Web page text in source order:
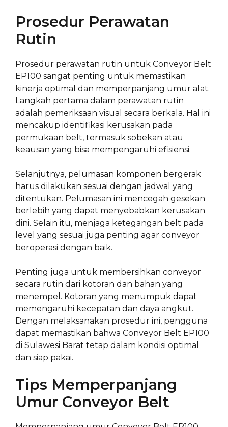
Prosedur Perawatan
Rutin
Prosedur perawatan rutin untuk Conveyor Belt
EP100 sangat penting untuk memastikan
kinerja optimal dan memperpanjang umur alat.
Langkah pertama dalam perawatan rutin
adalah pemeriksaan visual secara berkala. Hal ini
mencakup identifikasi kerusakan pada
permukaan belt, termasuk sobekan atau
keausan yang bisa mempengaruhi efisiensi.
Selanjutnya, pelumasan komponen bergerak
harus dilakukan sesuai dengan jadwal yang
ditentukan. Pelumasan ini mencegah gesekan
berlebih yang dapat menyebabkan kerusakan
dini. Selain itu, menjaga ketegangan belt pada
level yang sesuai juga penting agar conveyor
beroperasi dengan baik.
Penting juga untuk membersihkan conveyor
secara rutin dari kotoran dan bahan yang
menempel. Kotoran yang menumpuk dapat
memengaruhi kecepatan dan daya angkut.
Dengan melaksanakan prosedur ini, pengguna
dapat memastikan bahwa Conveyor Belt EP100
di Sulawesi Barat tetap dalam kondisi optimal
dan siap pakai.
Tips Memperpanjang
Umur Conveyor Belt